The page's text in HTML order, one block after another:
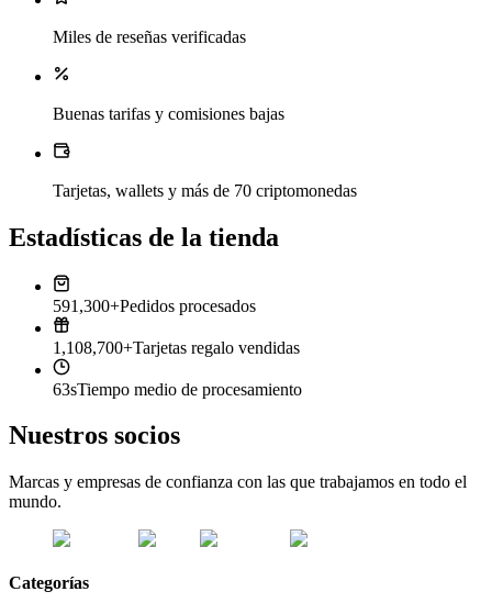
Miles de reseñas verificadas
Buenas tarifas y comisiones bajas
Tarjetas, wallets y más de 70 criptomonedas
Estadísticas de la tienda
591,300+Pedidos procesados
1,108,700+Tarjetas regalo vendidas
63sTiempo medio de procesamiento
Nuestros socios
Marcas y empresas de confianza con las que trabajamos en todo el
mundo.
Categorías